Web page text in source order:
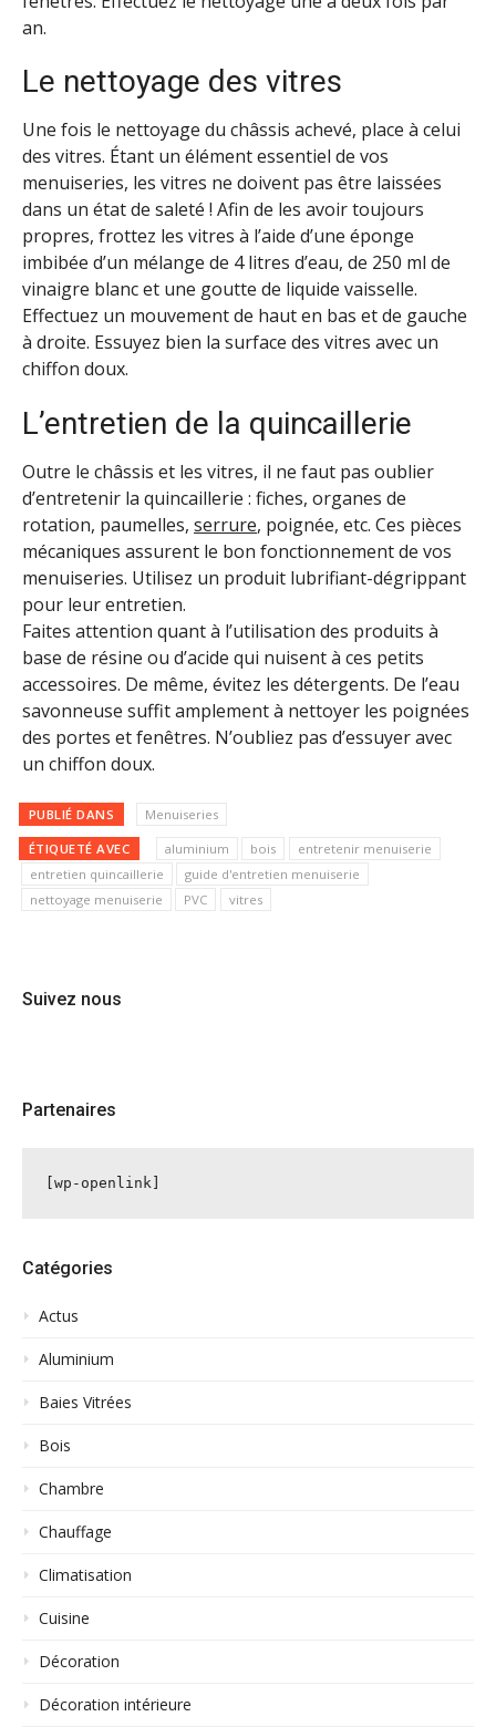
an.
Le nettoyage des vitres
Une fois le nettoyage du châssis achevé, place à celui
des vitres. Étant un élément essentiel de vos
menuiseries, les vitres ne doivent pas être laissées
dans un état de saleté ! Afin de les avoir toujours
propres, frottez les vitres à l’aide d’une éponge
imbibée d’un mélange de 4 litres d’eau, de 250 ml de
vinaigre blanc et une goutte de liquide vaisselle.
Effectuez un mouvement de haut en bas et de gauche
à droite. Essuyez bien la surface des vitres avec un
chiffon doux.
L’entretien de la quincaillerie
Outre le châssis et les vitres, il ne faut pas oublier
d’entretenir la quincaillerie : fiches, organes de
rotation, paumelles, serrure, poignée, etc. Ces pièces
mécaniques assurent le bon fonctionnement de vos
menuiseries. Utilisez un produit lubrifiant-dégrippant
pour leur entretien.
Faites attention quant à l’utilisation des produits à
base de résine ou d’acide qui nuisent à ces petits
accessoires. De même, évitez les détergents. De l’eau
savonneuse suffit amplement à nettoyer les poignées
des portes et fenêtres. N’oubliez pas d’essuyer avec
un chiffon doux.
PUBLIÉ DANS Menuiseries
ÉTIQUETÉ AVEC aluminium bois
entretenir menuiserie
entretien quincaillerie
guide d'entretien menuiserie
nettoyage menuiserie
PVC vitres
Suivez nous
Partenaires
[wp-openlink]
Catégories
Actus
Aluminium
Baies Vitrées
Bois
Chambre
Chauffage
Climatisation
Cuisine
Décoration
Décoration intérieure